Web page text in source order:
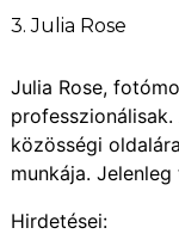
3. Julia Rose
Julia Rose,
közösségi
munkája.
Hirdetései: